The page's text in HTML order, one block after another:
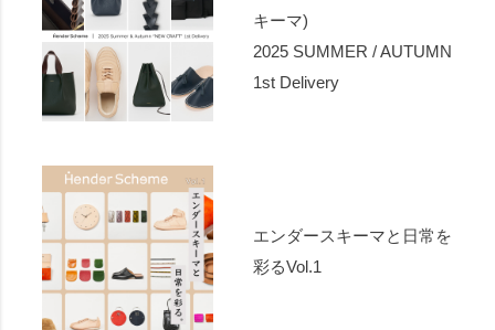
キーマ)
2025 SUMMER / AUTUMN
1st Delivery
エンダースキーマと日常を
彩るVol.1